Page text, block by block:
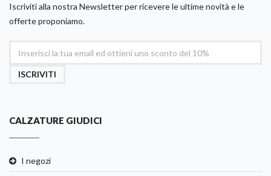
Iscriviti alla nostra Newsletter per ricevere le ultime novità e le
offerte proponiamo.
ISCRIVITI
CALZATURE GIUDICI
I negozi